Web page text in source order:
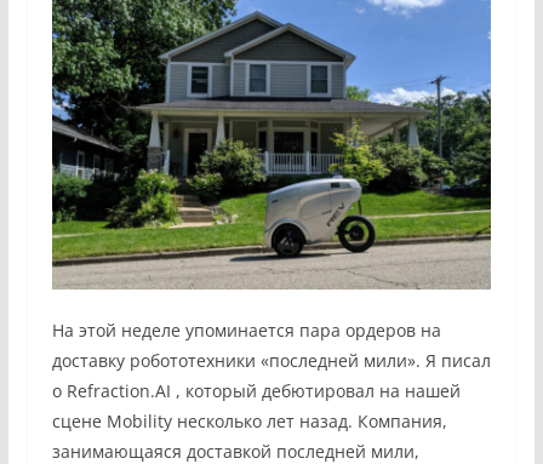
На этой неделе упоминается пара ордеров на
доставку робототехники «последней мили». Я писал
о Refraction.AI , который дебютировал на нашей
сцене Mobility несколько лет назад. Компания,
занимающаяся доставкой последней мили,